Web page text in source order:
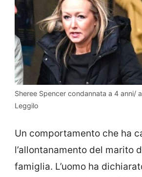
Sheree Spencer condannata a 4 anni/
Leggilo
Un comportamento che ha
l’allontanamento del marito
famiglia. L’uomo ha